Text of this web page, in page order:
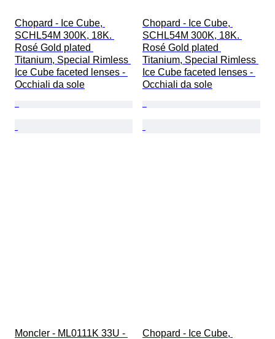
Chopard - Ice Cube,
SCHL54M 300K, 18K.
Rosé Gold plated
Titanium, Special Rimless
Ice Cube faceted lenses -
Occhiali da sole
Chopard - Ice Cube,
SCHL54M 300K, 18K.
Rosé Gold plated
Titanium, Special Rimless
Ice Cube faceted lenses -
Occhiali da sole
Moncler - ML0111K 33U -
Chopard - Ice Cube,